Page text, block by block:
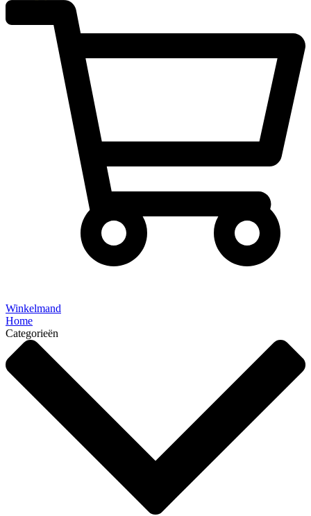
Winkelmand
Home
Categorieën